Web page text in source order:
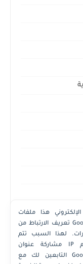
هذا ملفات
تعريف الارتباط من Google لتقديم خدماته
لهذا السبب تتم
مشاركة عنوان IP ووكيل المستخدم
التابعين لك مع Google بالإضافة إلى